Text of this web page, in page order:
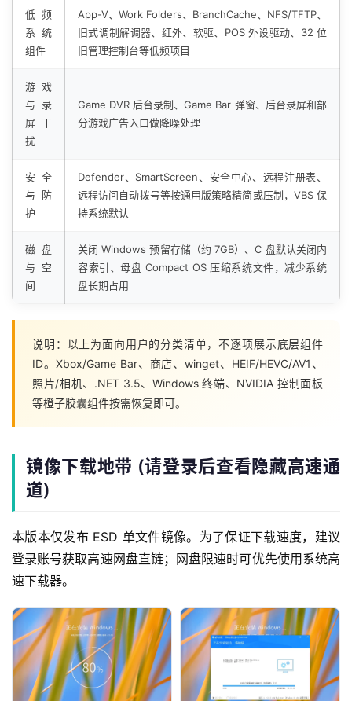
低频
系统
组件
App-V、Work Folders、BranchCache、NFS/TFTP、
旧式调制解调器、红外、软驱、POS 外设驱动、32 位
旧管理控制台等低频项目
游戏
与录
屏干
扰
Game DVR 后台录制、Game Bar 弹窗、后台录屏和部
分游戏广告入口做降噪处理
安全
与防
护
Defender、SmartScreen、安全中心、远程注册表、
远程访问自动拨号等按通用版策略精简或压制，VBS 保
持系统默认
磁盘
与空
间
关闭 Windows 预留存储（约 7GB）、C 盘默认关闭内
容索引、母盘 Compact OS 压缩系统文件，减少系统
盘长期占用
说明：以上为面向用户的分类清单，不逐项展示底层组件
ID。Xbox/Game Bar、商店、winget、HEIF/HEVC/AV1、
照片/相机、.NET 3.5、Windows 终端、NVIDIA 控制面板
等橙子胶囊组件按需恢复即可。
镜像下载地带 (请登录后查看隐藏高速通
道)
本版本仅发布 ESD 单文件镜像。为了保证下载速度，建议
登录账号获取高速网盘直链；网盘限速时可优先使用系统高
速下载器。